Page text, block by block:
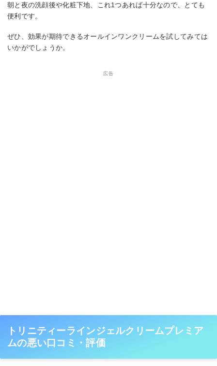
朝と夜の洗顔後や化粧下地、これ1つあれば十分なので、とても
便利です。
ぜひ、効果が期待できるオールインワンクリームを試してみては
いかがでしょうか。
広告
トリニティーラインジェルクリームプレミア
ムの悪い口コミ・評価